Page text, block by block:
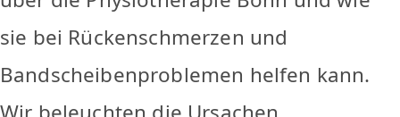
sie bei Rückenschmerzen und
Bandscheibenproblemen helfen kann.